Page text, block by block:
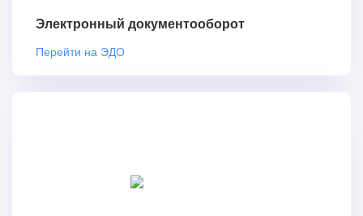
Электронный документооборот
Перейти на ЭДО